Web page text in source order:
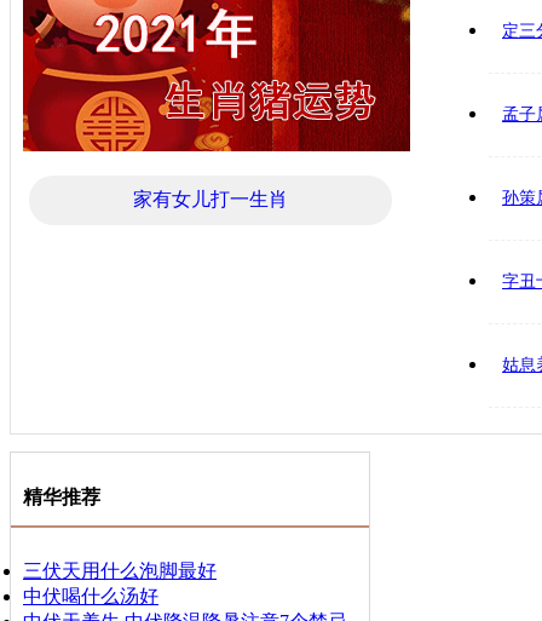
家有女儿打一生肖
定三
孟子
孙策
字丑
姑息
精华推荐
三伏天用什么泡脚最好
中伏喝什么汤好